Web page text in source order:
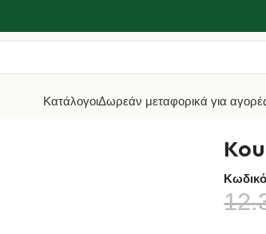
ΚατάλογοιΔωρεάν μεταφορικά για